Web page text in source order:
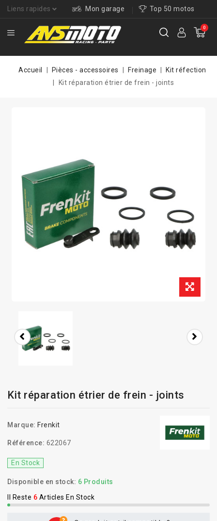
Liens rapides Mon garage Top 50 motos
0
Accueil Pièces - accessoires Freinage
Kit réfection
Kit réparation étrier de frein - joints
Kit réparation étrier de frein - joints
Marque: Frenkit
Référence: 622067
En Stock
Disponible en stock: 6 Produits
Il Reste 6 Articles En Stock